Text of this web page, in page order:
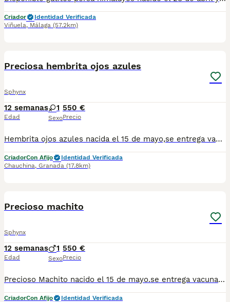
Criador
Identidad Verificada
Viñuela, Málaga (57.2km)
Preciosa hembrita ojos azules
Sphynx
12 semanas
Edad
1
Sexo
550 €
Precio
Hembrita ojos azules nacida el 15 de mayo,se entrega vacunada y desparasitada con su cartilla veterinaria, está criada en familia por lo que es muy cariñosa , para más información contactar por WhatsApp 623347098
CriadorCon Afijo
Identidad Verificada
Chauchina, Granada (17.8km)
Precioso machito
Sphynx
12 semanas
Edad
1
Sexo
550 €
Precio
Precioso Machito nacido el 15 de mayo.se entrega vacunado y desparasitado con su cartilla veterinaria,está criado en familia por lo que es muy cariñoso, para más información contactar por WhatsApp 623347098
CriadorCon Afijo
Identidad Verificada